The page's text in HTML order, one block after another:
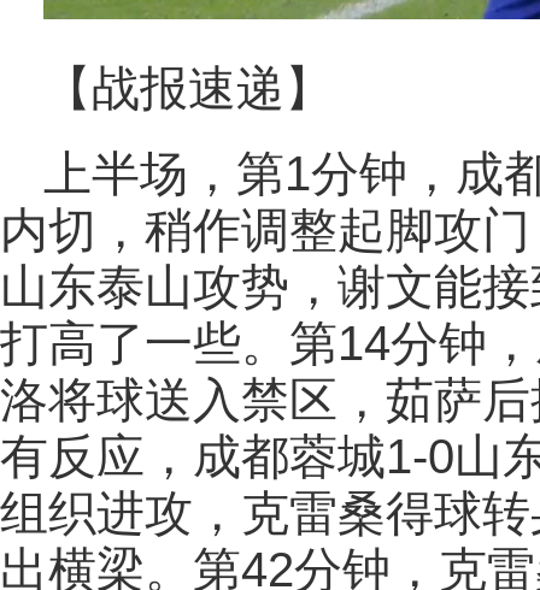
【战报速递】
上半场，第1分钟，成
内切，稍作调整起脚攻
山东泰山攻势，谢文能
打高了一些。第14分钟
洛将球送入禁区，茹萨
有反应，成都蓉城1-0山
组织进攻，克雷桑得球
出横梁。第42分钟，克